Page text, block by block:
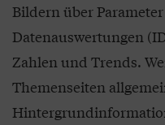
Bildern über
Datenauswertungen
Zahlen und Trends.
Themenseiten